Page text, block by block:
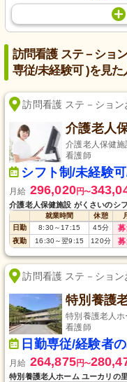
訪問看護 ステ－ショ
専従/未経験可 )を見
訪問看護 ステ－ショ
介護老人
介護老人保健施
看護師
シフト制/未経験
月給 296,020円〜
介護老人保健施設 がくさいのシ
就業時間 休憩 月
日勤
8:30～17:15 45分
夜勤 16:30～翌9:15 120分
訪問看護 ステ－ショ
特別養護
特別養護老人ホ
看護師
日勤専従/経験者
月給 264,875円〜
特別養護老人ホーム ユーカリの